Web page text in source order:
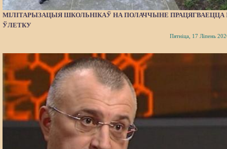
МІЛІТАРЫЗАЦЫЯ ШКОЛЬНІКАЎ НА ПОЛАЧЧЫНЕ ПРАЦЯГВАЕЦЦА
ЎЛЕТКУ
Пятніца, 17 Ліпень